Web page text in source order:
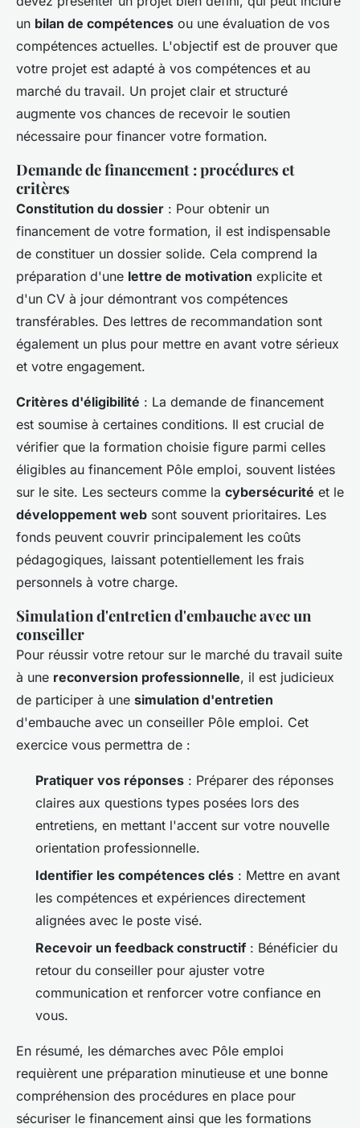
un bilan de compétences ou une évaluation de vos
compétences actuelles. L'objectif est de prouver que
votre projet est adapté à vos compétences et au
marché du travail. Un projet clair et structuré
augmente vos chances de recevoir le soutien
nécessaire pour financer votre formation.
Demande de financement : procédures et
critères
Constitution du dossier : Pour obtenir un
financement de votre formation, il est indispensable
de constituer un dossier solide. Cela comprend la
préparation d'une lettre de motivation explicite et
d'un CV à jour démontrant vos compétences
transférables. Des lettres de recommandation sont
également un plus pour mettre en avant votre sérieux
et votre engagement.
Critères d'éligibilité : La demande de financement
est soumise à certaines conditions. Il est crucial de
vérifier que la formation choisie figure parmi celles
éligibles au financement Pôle emploi, souvent listées
sur le site. Les secteurs comme la cybersécurité et le
développement web sont souvent prioritaires. Les
fonds peuvent couvrir principalement les coûts
pédagogiques, laissant potentiellement les frais
personnels à votre charge.
Simulation d'entretien d'embauche avec un
conseiller
Pour réussir votre retour sur le marché du travail suite
à une reconversion professionnelle, il est judicieux
de participer à une simulation d'entretien
d'embauche avec un conseiller Pôle emploi. Cet
exercice vous permettra de :
Pratiquer vos réponses : Préparer des réponses
claires aux questions types posées lors des
entretiens, en mettant l'accent sur votre nouvelle
orientation professionnelle.
Identifier les compétences clés : Mettre en avant
les compétences et expériences directement
alignées avec le poste visé.
Recevoir un feedback constructif : Bénéficier du
retour du conseiller pour ajuster votre
communication et renforcer votre confiance en
vous.
En résumé, les démarches avec Pôle emploi
requièrent une préparation minutieuse et une bonne
compréhension des procédures en place pour
sécuriser le financement ainsi que les formations